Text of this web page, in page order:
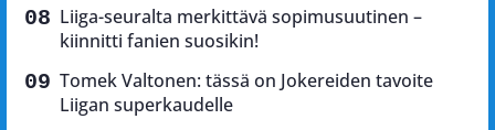
Liiga-seuralta merkittävä sopimusuutinen –
kiinnitti fanien suosikin!
Tomek Valtonen: tässä on Jokereiden tavoite
Liigan superkaudelle